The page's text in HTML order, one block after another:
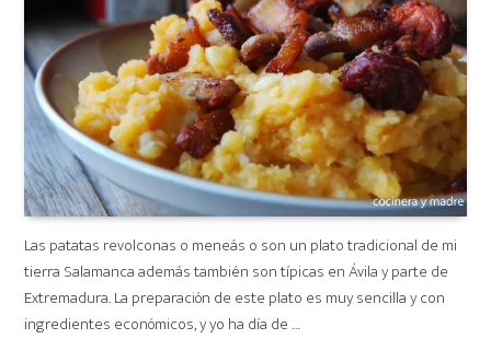
Las patatas revolconas o meneás o son un plato tradicional de mi
tierra Salamanca además también son típicas en Ávila y parte de
Extremadura. La preparación de este plato es muy sencilla y con
ingredientes económicos, y yo ha día de …